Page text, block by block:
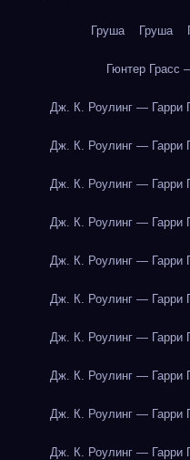
Груша Груша
Гюнтер Грасс
Дж. К. Роулинг — Гарри
Дж. К. Роулинг — Гарри
Дж. К. Роулинг — Гарри
Дж. К. Роулинг — Гарри
Дж. К. Роулинг — Гарри
Дж. К. Роулинг — Гарри
Дж. К. Роулинг — Гарри
Дж. К. Роулинг — Гарри
Дж. К. Роулинг — Гарри
Дж. К. Роулинг — Гарри